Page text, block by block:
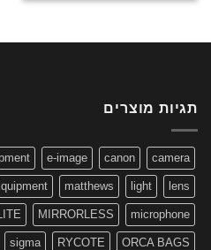
תגיות מוצרים
camera
canon
e-image
lens
light
matthews
microphone
MIRRORLESS
ORCA BAGS
RYCOTE
sigma